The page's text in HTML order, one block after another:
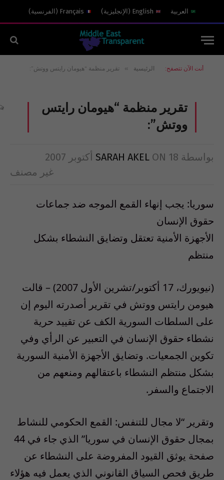
العربية English
( الإنجليزية)
Français
( الفرنسية)
أنت الآن تتصفح: الرئيسية » تقرير منظمة “هيومان رايتس ووتش”:
تقرير منظمة “هيومان رايتس
ووتش”:
بواسطة SARAH AKEL ON 18 أكتوبر 2007
غير مصنف
سوريا: يجب إنهاء القمع الموجه ضد جماعات
حقوق الإنسان
الأجهزة الأمنية تعتقل وتضايق النشطاء بشكل
منتظم
(نيويورك، 17 أكتوبر/تشرين الأول 2007) – قالت
هيومن رايتس ووتش في تقرير أصدرته اليوم إن
على السلطات السورية الكف عن تقييد حرية
نشطاء حقوق الإنسان في التعبير عن الرأي وفي
تكوين الجمعيات. وتضايق الأجهزة الأمنية السورية
بشكل منتظم النشطاء باعتقالهم ومنعهم من
الاجتماع والسفر.
وتقرير “لا مجال للتنفس: القمع الحكومي للنشاط
بمجال حقوق الإنسان في سوريا” الذي جاء في 44
صفحة يوثق القيود المفروضة على النشطاء عن
طريق فحص السياق القانوني الذي يعمل فيه هؤلاء